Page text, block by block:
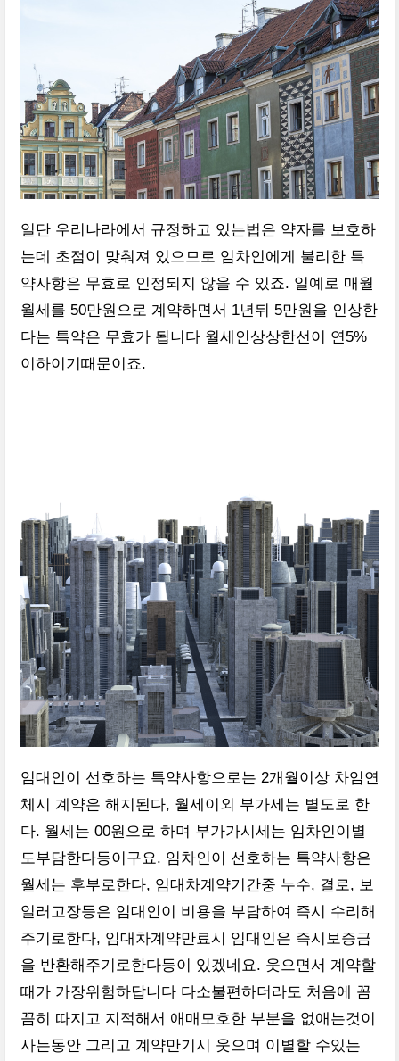
일단 우리나라에서 규정하고 있는법은 약자를 보호하
는데 초점이 맞춰져 있으므로 임차인에게 불리한 특
약사항은 무효로 인정되지 않을 수 있죠. 일예로 매월
월세를 50만원으로 계약하면서 1년뒤 5만원을 인상한
다는 특약은 무효가 됩니다 월세인상상한선이 연5%
이하이기때문이죠.
임대인이 선호하는 특약사항으로는 2개월이상 차임연
체시 계약은 해지된다, 월세이외 부가세는 별도로 한
다. 월세는 00원으로 하며 부가가시세는 임차인이별
도부담한다등이구요. 임차인이 선호하는 특약사항은
월세는 후부로한다, 임대차계약기간중 누수, 결로, 보
일러고장등은 임대인이 비용을 부담하여 즉시 수리해
주기로한다, 임대차계약만료시 임대인은 즉시보증금
을 반환해주기로한다등이 있겠네요. 웃으면서 계약할
때가 가장위험하답니다 다소불편하더라도 처음에 꼼
꼼히 따지고 지적해서 애매모호한 부분을 없애는것이
사는동안 그리고 계약만기시 웃으며 이별할 수있는